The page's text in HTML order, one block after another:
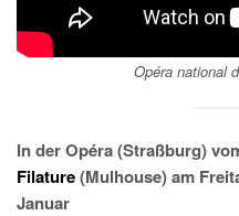
Opéra national
In der Opéra (Straßburg)
Filature(Mulhouse) am
Januar